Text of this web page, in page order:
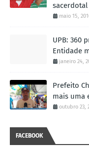
sacerdotal
maio 15,
UPB: 360
Entidade
janeiro 24,
Prefeito
mais uma
outubro 23,
FACEBOOK